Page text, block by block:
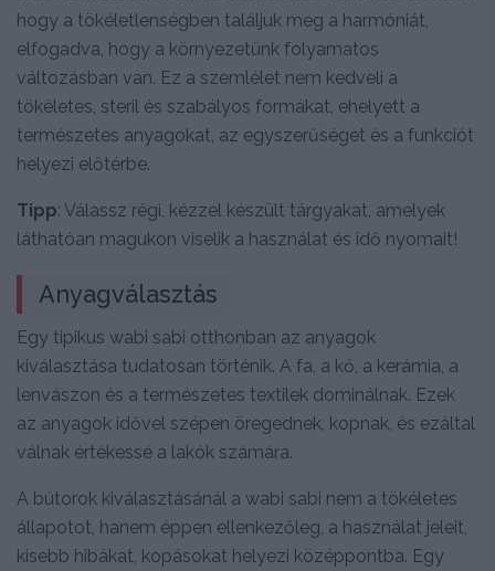
hogy a tökéletlenségben találjuk meg a harmóniát,
elfogadva, hogy a környezetünk folyamatos
változásban van. Ez a szemlélet nem kedveli a
tökéletes, steril és szabályos formákat, ehelyett a
természetes anyagokat, az egyszerűséget és a funkciót
helyezi előtérbe.
Tipp: Válassz régi, kézzel készült tárgyakat, amelyek
láthatóan magukon viselik a használat és idő nyomait!
Anyagválasztás
Egy tipikus wabi sabi otthonban az anyagok
kiválasztása tudatosan történik. A fa, a kő, a kerámia, a
lenvászon és a természetes textilek dominálnak. Ezek
az anyagok idővel szépen öregednek, kopnak, és ezáltal
válnak értékessé a lakók számára.
A bútorok kiválasztásánál a wabi sabi nem a tökéletes
állapotot, hanem éppen ellenkezőleg, a használat jeleit,
kisebb hibákat, kopásokat helyezi középpontba. Egy